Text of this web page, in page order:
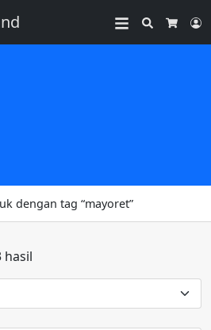
Search
dengan tag “mayoret”
hasil